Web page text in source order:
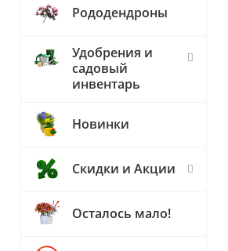
Рододендроны
Удобрения и
садовый
инвентарь
Новинки
Скидки и Акции
Осталось мало!